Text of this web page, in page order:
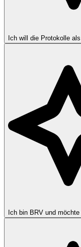
Ich will die Protokolle
Ich bin BRV und